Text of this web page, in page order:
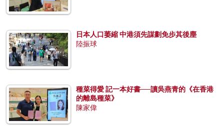
日本人口萎縮 中港須先謀劃免步其後塵
陸振球
種菜得愛 記一本好書──讀吳燕青的《在香港
的離島種菜》
陳家偉